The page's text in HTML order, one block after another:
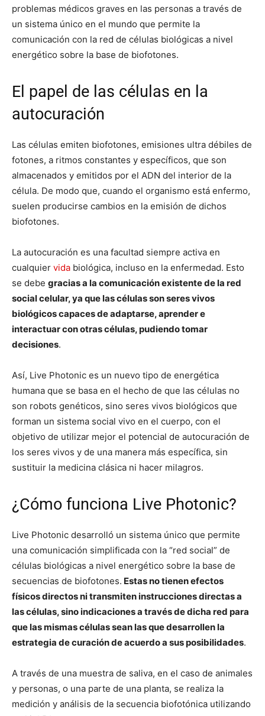
problemas médicos graves en las personas a través de
un sistema único en el mundo que permite la
comunicación con la red de células biológicas a nivel
energético sobre la base de biofotones.
El papel de las células en la
autocuración
Las células emiten biofotones, emisiones ultra débiles de
fotones, a ritmos constantes y específicos, que son
almacenados y emitidos por el ADN del interior de la
célula. De modo que, cuando el organismo está enfermo,
suelen producirse cambios en la emisión de dichos
biofotones.
La autocuración es una facultad siempre activa en
cualquier vida biológica, incluso en la enfermedad. Esto
se debe gracias a la comunicación existente de la red
social celular, ya que las células son seres vivos
biológicos capaces de adaptarse, aprender e
interactuar con otras células, pudiendo tomar
decisiones.
Así, Live Photonic es un nuevo tipo de energética
humana que se basa en el hecho de que las células no
son robots genéticos, sino seres vivos biológicos que
forman un sistema social vivo en el cuerpo, con el
objetivo de utilizar mejor el potencial de autocuración de
los seres vivos y de una manera más específica, sin
sustituir la medicina clásica ni hacer milagros.
¿Cómo funciona Live Photonic?
Live Photonic desarrolló un sistema único que permite
una comunicación simplificada con la “red social” de
células biológicas a nivel energético sobre la base de
secuencias de biofotones. Estas no tienen efectos
físicos directos ni transmiten instrucciones directas a
las células, sino indicaciones a través de dicha red para
que las mismas células sean las que desarrollen la
estrategia de curación de acuerdo a sus posibilidades.
A través de una muestra de saliva, en el caso de animales
y personas, o una parte de una planta, se realiza la
medición y análisis de la secuencia biofotónica utilizando